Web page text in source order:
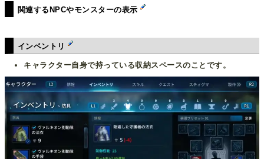
関連するNPCやモンスターの表示
インベントリ
キャラクター自身で持っている収納スペースのことです。